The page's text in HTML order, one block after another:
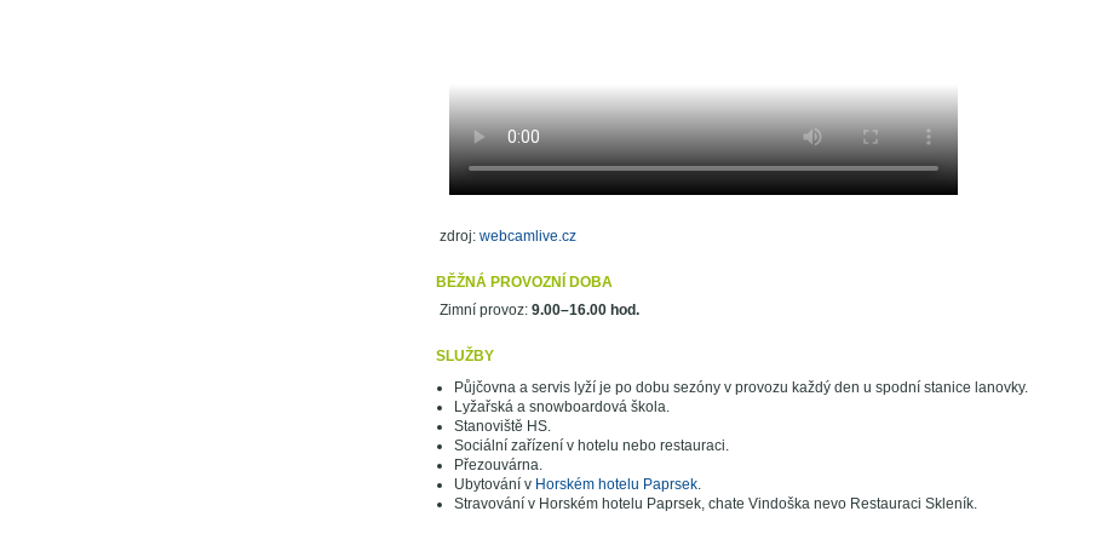
zdroj: webcamlive.cz
BĚŽNÁ PROVOZNÍ DOBA
Zimní provoz: 9.00–16.00 hod.
SLUŽBY
Půjčovna a servis lyží je po dobu sezóny v provozu každý den u spodní stanice lanovky.
Lyžařská a snowboardová škola.
Stanoviště HS.
Sociální zařízení v hotelu nebo restauraci.
Přezouvárna.
Ubytování v Horském hotelu Paprsek.
Stravování v Horském hotelu Paprsek, chate Vindoška nevo Restauraci Skleník.